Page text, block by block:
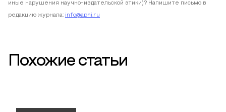
иные нарушения научно-издательской этики)? Напишите письмо в
редакцию журнала: info@apni.ru
Похожие статьи